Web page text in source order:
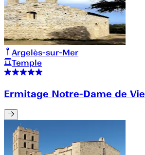
Argelès-sur-Mer
Temple
Ermitage Notre-Dame de Vie